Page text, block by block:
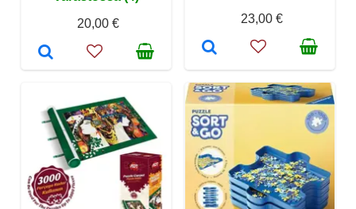
20,00 €
23,00 €